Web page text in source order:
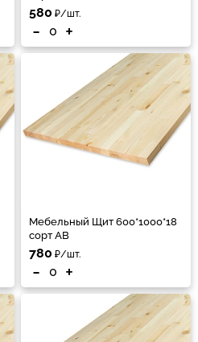
580 ₽/шт.
- +
Мебельный Щит 600*1000*18
сорт АВ
780 ₽/шт.
- +